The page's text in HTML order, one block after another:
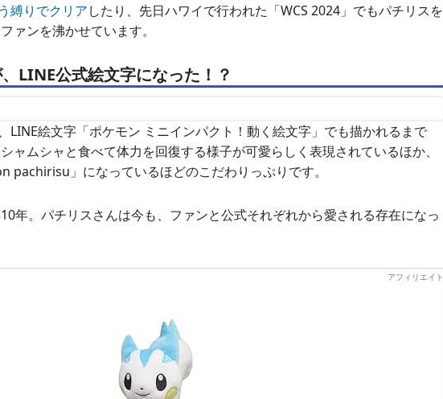
縛りでクリアしたり、先日ハワイで行われた「WCS 2024」でもパチリスを
ァンを沸かせています。
LINE公式絵文字になった！？
LINE絵文字「ポケモン ミニインパクト！動く絵文字」でも描かれるまで
ャムシャと食べて体力を回復する様子が可愛らしく表現されているほか、
pachirisu」になっているほどのこだわりっぷりです。
年。パチリスさんは今も、ファンと公式それぞれから愛される存在になっ